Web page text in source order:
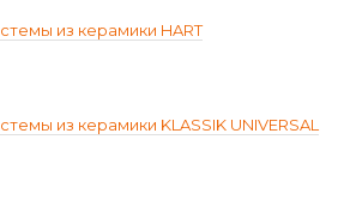
из керамики HART
из керамики KLASSIK UNIVERSAL